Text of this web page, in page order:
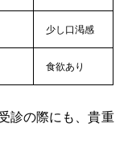
少し口渇感
食欲あり
診の際にも、貴重